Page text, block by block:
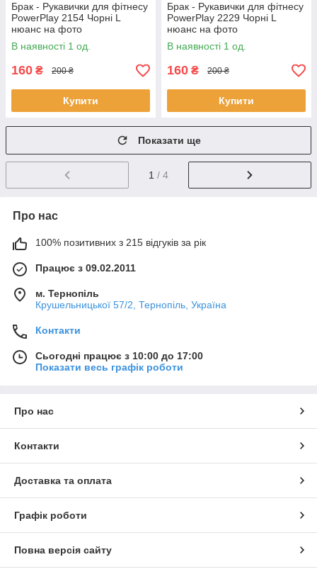
Брак - Рукавички для фітнесу
PowerPlay 2154 Чорні L
нюанс на фото
В наявності 1 од.
160 ₴ 200 ₴
Купити
Брак - Рукавички для фітнесу
PowerPlay 2229 Чорні L
нюанс на фото
В наявності 1 од.
160 ₴ 200 ₴
Купити
Показати ще
1 / 4
Про нас
100% позитивних з 215 відгуків за рік
Працює з 09.02.2011
м. Тернопіль
Крушельницької 57/2, Тернопіль, Україна
Контакти
Сьогодні працює з 10:00 до 17:00
Показати весь графік роботи
Про нас
Контакти
Доставка та оплата
Графік роботи
Повна версія сайту